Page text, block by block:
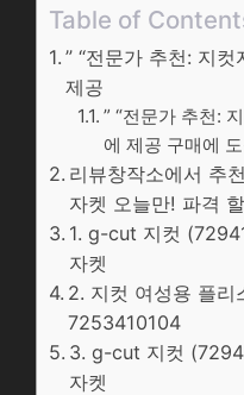
Table of
” “전문가 추천: 지
제공
” “전문가 추천:
에 제공 구매에
리뷰창작소에서 추
자켓 오늘만! 파격
1. g-cut 지컷
자켓
2. 지컷 여성용 플리
7253410104
3. g-cut 지컷
자켓